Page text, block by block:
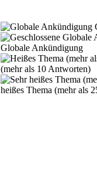
Globale Ankündigung
(mehr als 10 Antworten)
heißes Thema (mehr als